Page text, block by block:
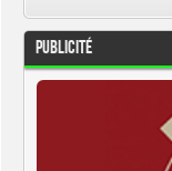
Publicité